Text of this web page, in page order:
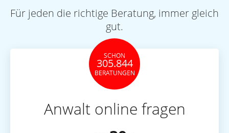
Für jeden die richtige Beratung, immer gleich
gut.
SCHON
305.844
BERATUNGEN
Anwalt online fragen